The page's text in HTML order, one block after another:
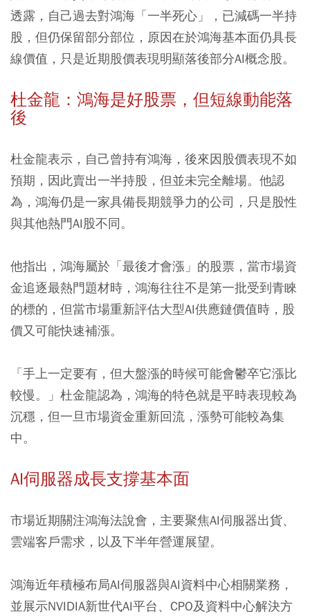
透露，自己過去對鴻海「一半死心」，已減碼一半持
股，但仍保留部分部位，原因在於鴻海基本面仍具長
線價值，只是近期股價表現明顯落後部分AI概念股。
杜金龍：鴻海是好股票，但短線動能落
後
杜金龍表示，自己曾持有鴻海，後來因股價表現不如
預期，因此賣出一半持股，但並未完全離場。他認
為，鴻海仍是一家具備長期競爭力的公司，只是股性
與其他熱門AI股不同。
他指出，鴻海屬於「最後才會漲」的股票，當市場資
金追逐最熱門題材時，鴻海往往不是第一批受到青睞
的標的，但當市場重新評估大型AI供應鏈價值時，股
價又可能快速補漲。
「手上一定要有，但大盤漲的時候可能會鬱卒它漲比
較慢。」杜金龍認為，鴻海的特色就是平時表現較為
沉穩，但一旦市場資金重新回流，漲勢可能較為集
中。
AI伺服器成長支撐基本面
市場近期關注鴻海法說會，主要聚焦AI伺服器出貨、
雲端客戶需求，以及下半年營運展望。
鴻海近年積極布局AI伺服器與AI資料中心相關業務，
並展示NVIDIA新世代AI平台、CPO及資料中心解決方